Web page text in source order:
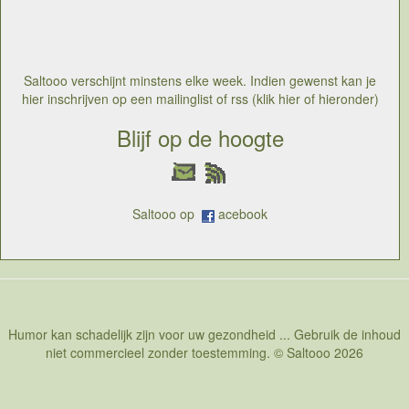
Saltooo verschijnt minstens elke week. Indien gewenst kan je
hier inschrijven op een mailinglist of rss (klik hier of hieronder)
Blijf op de hoogte
Saltooo op acebook
Humor kan schadelijk zijn voor uw gezondheid ... Gebruik de inhoud
niet commercieel zonder toestemming. © Saltooo 2026